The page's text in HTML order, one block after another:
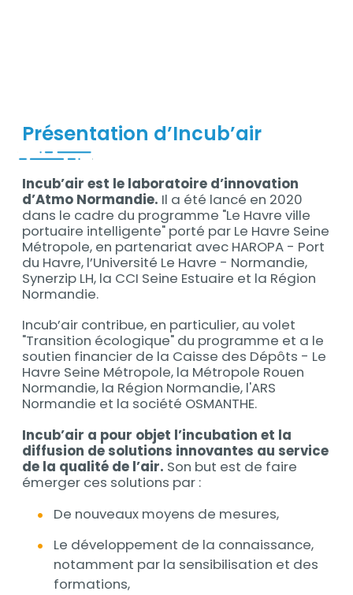
Présentation d’Incub’air
Contenu
Incub’air est le laboratoire d’innovation
d’Atmo Normandie. Il a été lancé en 2020
dans le cadre du programme "Le Havre ville
portuaire intelligente" porté par Le Havre Seine
Métropole, en partenariat avec HAROPA - Port
du Havre, l’Université Le Havre - Normandie,
Synerzip LH, la CCI Seine Estuaire et la Région
Normandie.
Incub’air contribue, en particulier, au volet
"Transition écologique" du programme et a le
soutien financier de la Caisse des Dépôts - Le
Havre Seine Métropole, la Métropole Rouen
Normandie, la Région Normandie, l'ARS
Normandie et la société OSMANTHE.
Incub’air a pour objet l’incubation et la
diffusion de solutions innovantes au service
de la qualité de l’air. Son but est de faire
émerger ces solutions par :
De nouveaux moyens de mesures,
Le développement de la connaissance,
notamment par la sensibilisation et des
formations,